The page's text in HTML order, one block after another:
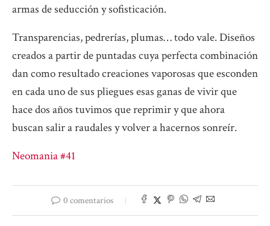
armas de seducción y sofisticación.
Transparencias, pedrerías, plumas… todo vale. Diseños
creados a partir de puntadas cuya perfecta combinación
dan como resultado creaciones vaporosas que esconden
en cada uno de sus pliegues esas ganas de vivir que
hace dos años tuvimos que reprimir y que ahora
buscan salir a raudales y volver a hacernos sonreír.
Neomania #41
0 comentarios